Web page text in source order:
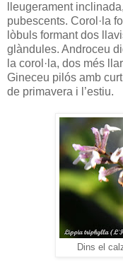
lleugerament
pubescents. Corol·la
lòbuls formant dos
glàndules. Androceu
la corol·la, dos més
Gineceu pilós amb
de primavera i l’estiu.
Dins el